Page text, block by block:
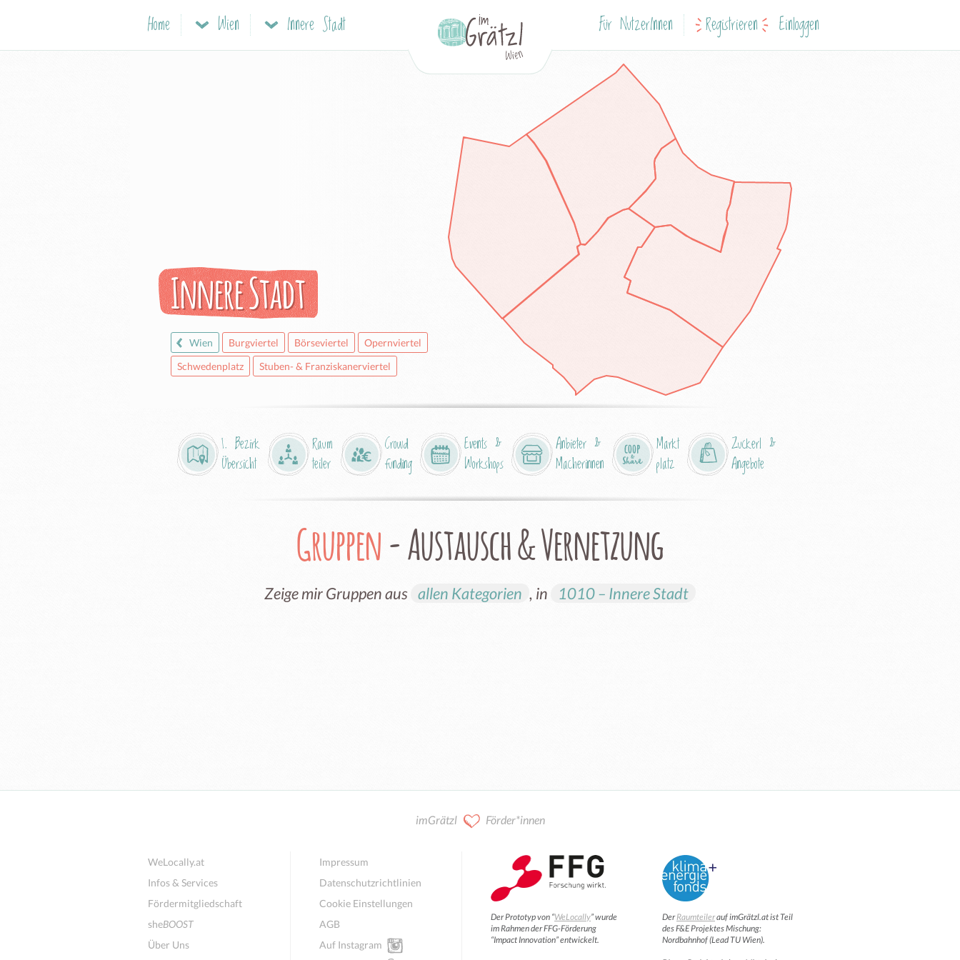
Home Wien Innere Stadt Für NutzerInnen Registrieren Einloggen
Innere Stadt
Wien Burgviertel Börseviertel
Opernviertel
Schwedenplatz
Stuben- & Franziskanerviertel
1. Bezirk
Übersicht
Raum
teiler
Crowd
funding
Events &
Workshops
Anbieter &
Macherinnen
Markt
platz
Zuckerl &
Angebote
Gruppen- Austausch & Vernetzung
Zeige mir Gruppen aus allen Kategorien , in 1010 – Innere Stadt
imGrätzl Förder*innen
WeLocally.at
Infos & Services
Fördermitgliedschaft
sheBOOST
Über Uns
Impressum
Datenschutzrichtlinien
Cookie Einstellungen
AGB
Auf Instagram
Der Prototyp von “WeLocally” wurde
im Rahmen der FFG-Förderung
“Impact Innovation” entwickelt.
DerRaumteilerauf imGrätzl.at ist Teil
des F&E Projektes Mischung:
Nordbahnhof (Lead TU Wien).